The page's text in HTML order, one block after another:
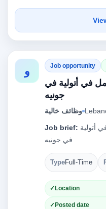
و Job opportunity
في أتولية في
جونيه
وظائف خالية
Job brief:
في جونيه
TypeFull-Time
Location
Posted date